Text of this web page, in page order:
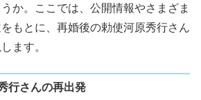
か。ここでは、公開情報やさまざま
もとに、再婚後の勅使河原秀行さん
ます。
行さんの再出発